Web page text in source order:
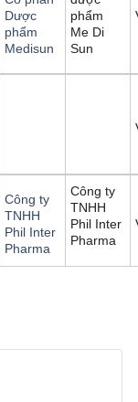
Dược
phẩm
Medisun
phẩm
Me Di
Sun
Công ty
TNHH
Phil Inter
Pharma
Công ty
TNHH
Phil Inter
Pharma